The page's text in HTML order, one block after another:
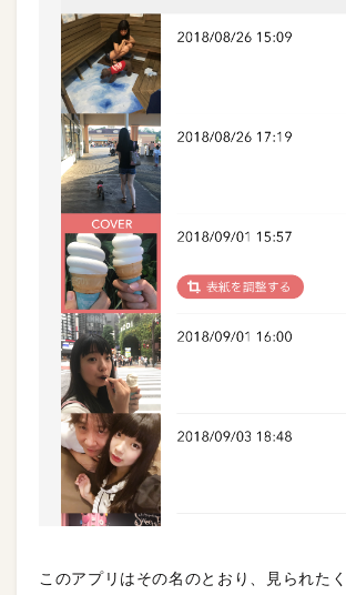
このアプリはその名のとおり、見られた